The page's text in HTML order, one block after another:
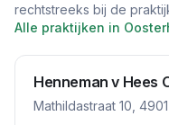
rechtstreeks bij de
Alle praktijken in
Henneman v Hees
Mathildastraat 10,